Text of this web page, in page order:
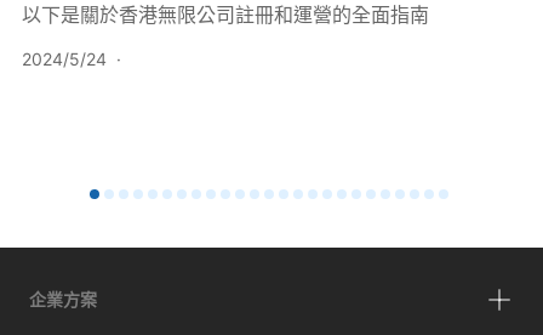
以下是關於香港無限公司註冊和運營的全面指南
2024/5/24 ·
企業方案